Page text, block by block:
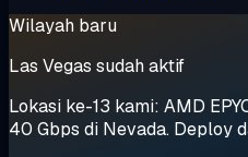
Wilayah baru
Las Vegas sudah aktif
Lokasi ke-13 kami: AMD
40 Gbps di Nevada. Deploy